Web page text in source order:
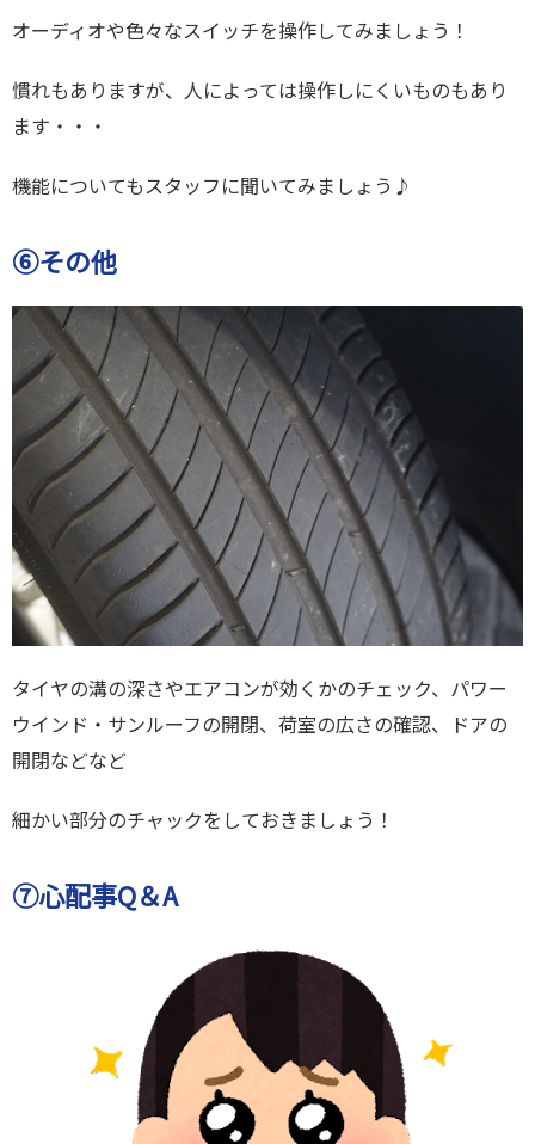
オーディオや色々なスイッチを操作してみましょう！
慣れもありますが、人によっては操作しにくいものもあり
ます・・・
機能についてもスタッフに聞いてみましょう♪
⑥その他
タイヤの溝の深さやエアコンが効くかのチェック、パワー
ウインド・サンルーフの開閉、荷室の広さの確認、ドアの
開閉などなど
細かい部分のチャックをしておきましょう！
⑦心配事Q＆A